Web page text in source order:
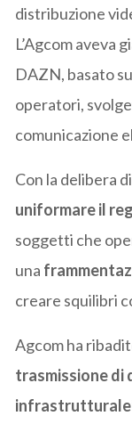
distribuzione
L’Agcom aveva
DAZN, basato
operatori,
comunicazione
Con la delibera
uniformare il
soggetti che
una
creare squilibri
Agcom ha
trasmissione di
infrastrutturale